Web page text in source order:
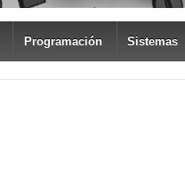
Programación Sistemas